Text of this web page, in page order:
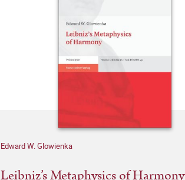
Edward W. Glowienka
Leibniz’s Metaphysics of Harmony